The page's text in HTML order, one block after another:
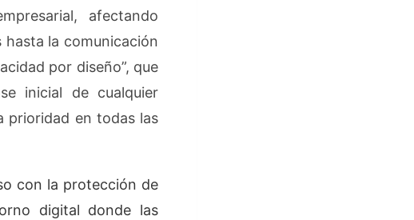
afectando
hasta la comunicación
por diseño”, que
inicial de cualquier
prioridad en todas las
con la protección de
digital donde las